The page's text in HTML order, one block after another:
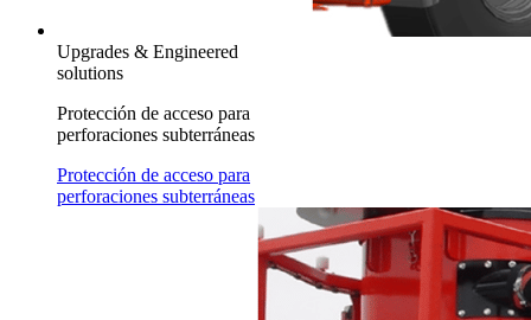
Upgrades & Engineered
solutions
Protección de acceso para
perforaciones subterráneas
Protección de acceso para
perforaciones subterráneas